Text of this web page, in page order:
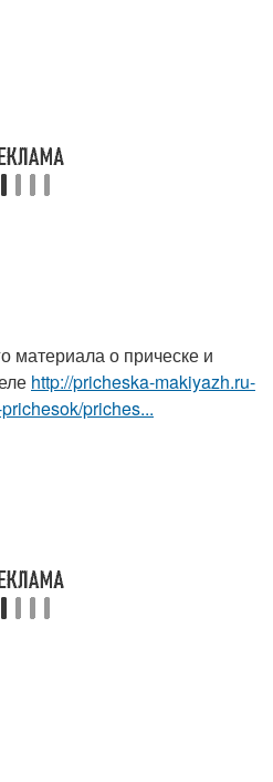
о прическе и
http://pricheska-makiyazh.ru-
priches...